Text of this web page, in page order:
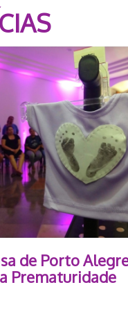
de Porto
Prematuridade